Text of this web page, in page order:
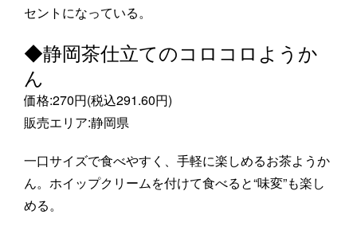
セントになっている。
◆静岡茶仕立てのコロコロようか
ん
価格:270円(税込291.60円)
販売エリア:静岡県
一口サイズで食べやすく、手軽に楽しめるお茶ようか
ん。ホイップクリームを付けて食べると“味変”も楽し
める。